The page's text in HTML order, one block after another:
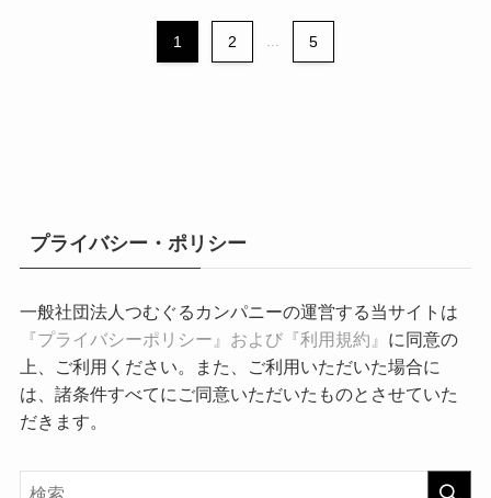
1 2 ... 5
プライバシー・ポリシー
一般社団法人つむぐるカンパニーの運営する当サイトは
『プライバシーポリシー』および『利用規約』 に同意の
上、ご利用ください。また、ご利用いただいた場合に
は、諸条件すべてにご同意いただいたものとさせていた
だきます。